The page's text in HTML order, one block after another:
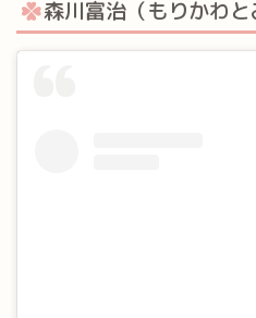
森川富治（もりかわ